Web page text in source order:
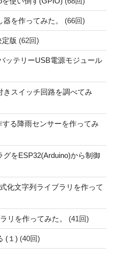
を作ってみた。 (66回)
定版 (62回)
ッテリーUSB電源モジュール
スイッチ回路を調べてみ
る降雨センサーを作ってみ
をESP32(Arduino)から制御
化文字列ライブラリを作って
リを作ってみた。 (41回)
(１) (40回)